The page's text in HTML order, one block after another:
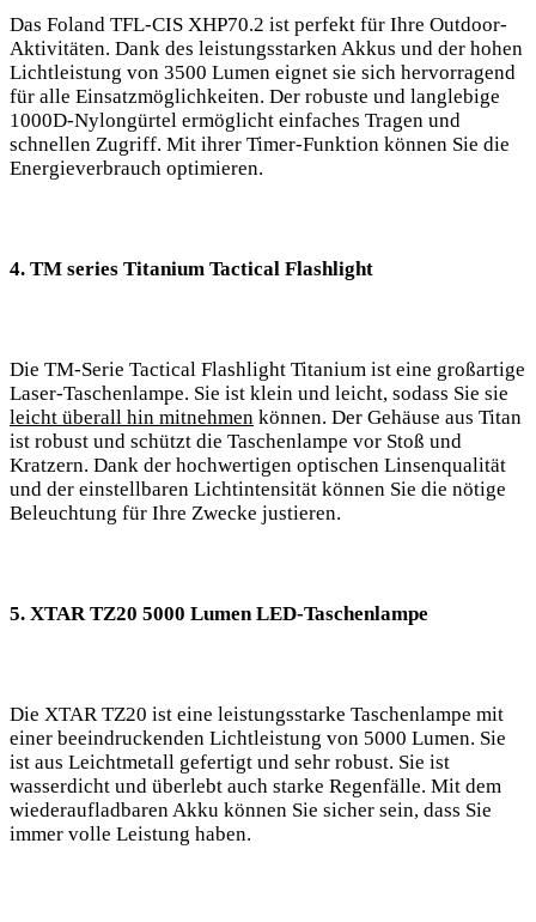
Das Foland TFL-CIS XHP70.2 ist perfekt für Ihre Outdoor-
Aktivitäten. Dank des‍ leistungsstarken Akkus ⁤und der ‍hohen
Lichtleistung von 3500 Lumen eignet ‍sie sich hervorragend
für alle Einsatzmöglichkeiten. Der robuste und langlebige
1000D-Nylongürtel ermöglicht einfaches ​Tragen und
schnellen Zugriff. Mit ihrer Timer-Funktion können Sie die​
Energieverbrauch optimieren.
4. ‌TM‍ series Titanium Tactical ⁣Flashlight
Die TM-Serie Tactical ⁤Flashlight Titanium ist eine großartige⁤
Laser-Taschenlampe. Sie ist klein ​und leicht, sodass Sie sie
leicht‍ überall hin mitnehmen können. Der Gehäuse aus Titan
ist robust ⁣und schützt⁢ die Taschenlampe vor Stoß und
Kratzern. Dank⁣ der hochwertigen optischen Linsenqualität
und der einstellbaren Lichtintensität können Sie die nötige⁢
Beleuchtung für Ihre Zwecke justieren.
5. XTAR TZ20 5000 Lumen LED-Taschenlampe
Die XTAR TZ20 ist ‌eine⁤ leistungsstarke Taschenlampe mit
einer beeindruckenden Lichtleistung von 5000 Lumen.⁢ Sie
ist aus Leichtmetall gefertigt und sehr⁣ robust. Sie ​ist
wasserdicht und überlebt auch starke Regenfälle. Mit dem
wiederaufladbaren Akku ‌können Sie sicher​ sein, ‌dass Sie
immer volle Leistung haben.